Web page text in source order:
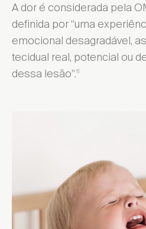
A dor é considerada pela
definida por “uma
emocional desagradável,
tecidual real, potencial ou
dessa lesão”.11